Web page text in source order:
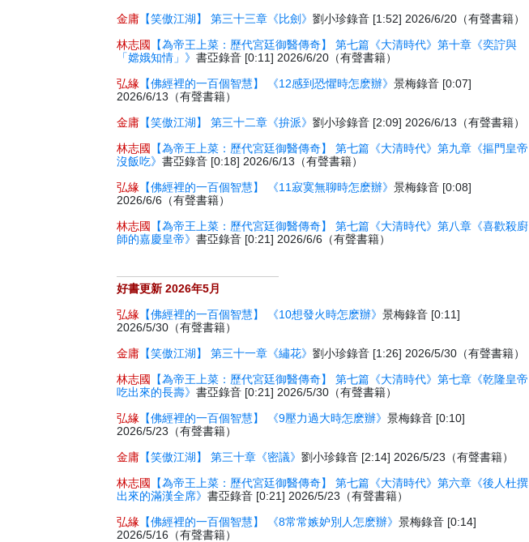
金庸 【笑傲江湖】 第三十三章《比劍》劉小珍錄音 [1:52] 2026/6/20（有聲書籍）
林志國
【為帝王上菜：歷代宮廷御醫傳奇】 第七篇《大清時代》第十章《奕詝與
「嫦娥知情」》書亞錄音 [0:11] 2026/6/20（有聲書籍）
弘緣 【佛經裡的一百個智慧】 《12感到恐懼時怎麽辦》景梅錄音 [0:07]
2026/6/13（有聲書籍）
金庸 【笑傲江湖】 第三十二章《拚派》劉小珍錄音 [2:09] 2026/6/13（有聲書籍）
林志國
【為帝王上菜：歷代宮廷御醫傳奇】 第七篇《大清時代》第九章《摳門皇帝
沒飯吃》書亞錄音 [0:18] 2026/6/13（有聲書籍）
弘緣 【佛經裡的一百個智慧】 《11寂寞無聊時怎麽辦》景梅錄音 [0:08]
2026/6/6（有聲書籍）
林志國
【為帝王上菜：歷代宮廷御醫傳奇】 第七篇《大清時代》第八章《喜歡殺廚
師的嘉慶皇帝》書亞錄音 [0:21] 2026/6/6（有聲書籍）
好書更新 2026年5月
弘緣 【佛經裡的一百個智慧】 《10想發火時怎麽辦》景梅錄音 [0:11]
2026/5/30（有聲書籍）
金庸 【笑傲江湖】 第三十一章《繡花》劉小珍錄音 [1:26] 2026/5/30（有聲書籍）
林志國
【為帝王上菜：歷代宮廷御醫傳奇】 第七篇《大清時代》第七章《乾隆皇帝
吃出來的長壽》書亞錄音 [0:21] 2026/5/30（有聲書籍）
弘緣 【佛經裡的一百個智慧】 《9壓力過大時怎麽辦》景梅錄音 [0:10]
2026/5/23（有聲書籍）
金庸 【笑傲江湖】 第三十章《密議》劉小珍錄音 [2:14] 2026/5/23（有聲書籍）
林志國
【為帝王上菜：歷代宮廷御醫傳奇】 第七篇《大清時代》第六章《後人杜撰
出來的滿漢全席》書亞錄音 [0:21] 2026/5/23（有聲書籍）
弘緣 【佛經裡的一百個智慧】 《8常常嫉妒別人怎麽辦》景梅錄音 [0:14]
2026/5/16（有聲書籍）